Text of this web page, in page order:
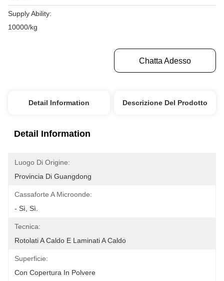
Supply Ability:
10000/kg
Chatta Adesso
Detail Information Descrizione Del Prodotto
Detail Information
Luogo Di Origine:
Provincia Di Guangdong
Cassaforte A Microonde:
- Sì, Sì.
Tecnica:
Rotolati A Caldo E Laminati A Caldo
Superficie:
Con Copertura In Polvere